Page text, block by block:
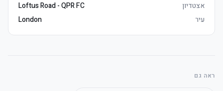
אצטדיון
Loftus Road - QPR FC
עיר
London
ראה גם